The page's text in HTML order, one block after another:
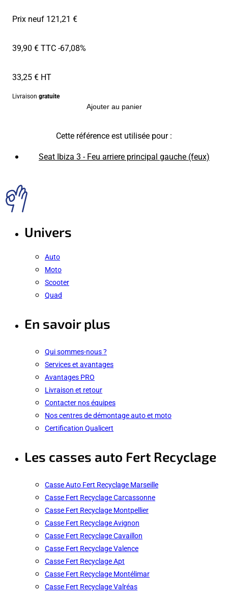
Prix neuf 121,21 €
39,90 € TTC-67,08%
33,25 € HT
Livraison gratuite
Ajouter au panier
Cette référence est utilisée pour :
Seat Ibiza 3 - Feu arriere principal gauche (feux)
Univers
Auto
Moto
Scooter
Quad
En savoir plus
Qui sommes-nous ?
Services et avantages
Avantages PRO
Livraison et retour
Contacter nos équipes
Nos centres de démontage auto et moto
Certification Qualicert
Les casses auto Fert Recyclage
Casse Auto Fert Recyclage Marseille
Casse Fert Recyclage Carcassonne
Casse Fert Recyclage Montpellier
Casse Fert Recyclage Avignon
Casse Fert Recyclage Cavaillon
Casse Fert Recyclage Valence
Casse Fert Recyclage Apt
Casse Fert Recyclage Montélimar
Casse Fert Recyclage Valréas